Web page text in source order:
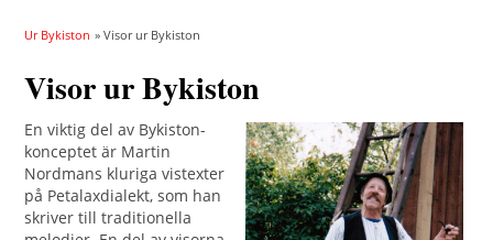
Ur Bykiston » Visor ur Bykiston
Visor ur Bykiston
En viktig del av Bykiston-
konceptet är Martin
Nordmans kluriga vistexter
på Petalaxdialekt, som han
skriver till traditionella